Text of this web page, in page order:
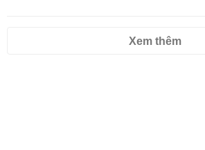
Xem thêm